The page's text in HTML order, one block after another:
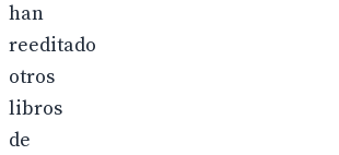
han
reeditado
otros
libros
de